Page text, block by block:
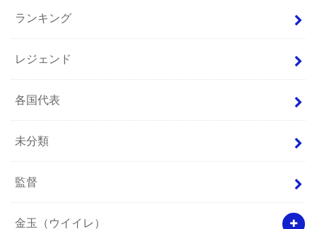
ランキング
レジェンド
各国代表
未分類
監督
金玉（ウイイレ）